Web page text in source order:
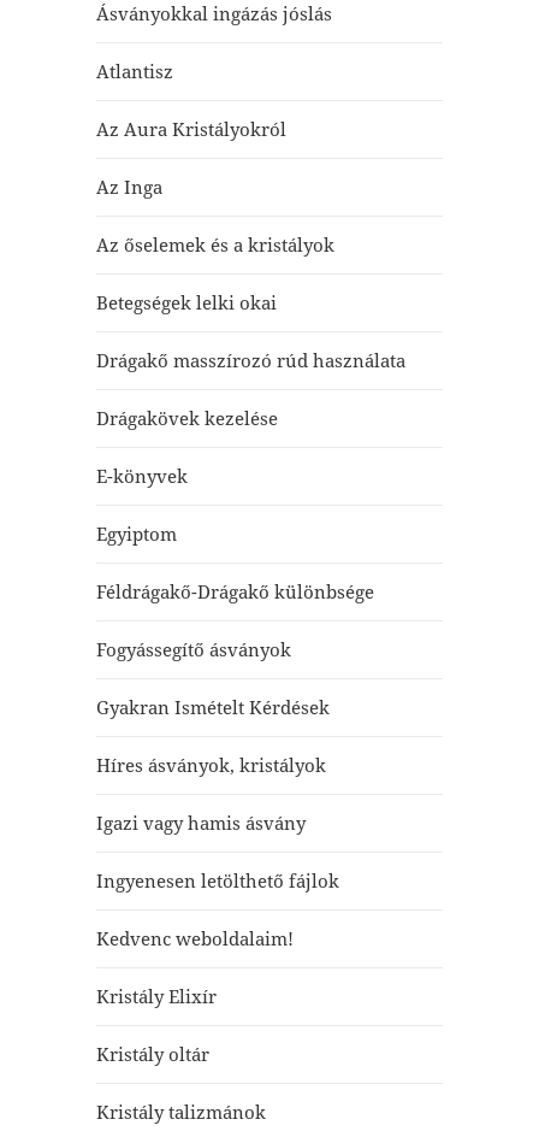
Ásványokkal ingázás jóslás
Atlantisz
Az Aura Kristályokról
Az Inga
Az őselemek és a kristályok
Betegségek lelki okai
Drágakő masszírozó rúd használata
Drágakövek kezelése
E-könyvek
Egyiptom
Féldrágakő-Drágakő különbsége
Fogyássegítő ásványok
Gyakran Ismételt Kérdések
Híres ásványok, kristályok
Igazi vagy hamis ásvány
Ingyenesen letölthető fájlok
Kedvenc weboldalaim!
Kristály Elixír
Kristály oltár
Kristály talizmánok